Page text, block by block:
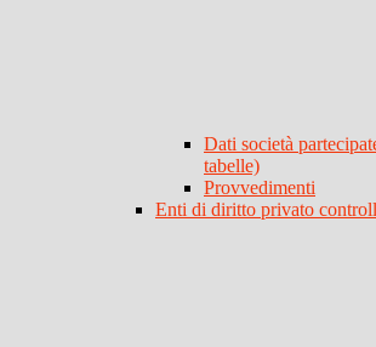
Dati società
tabelle)
Provvedimenti
Enti di diritto privato